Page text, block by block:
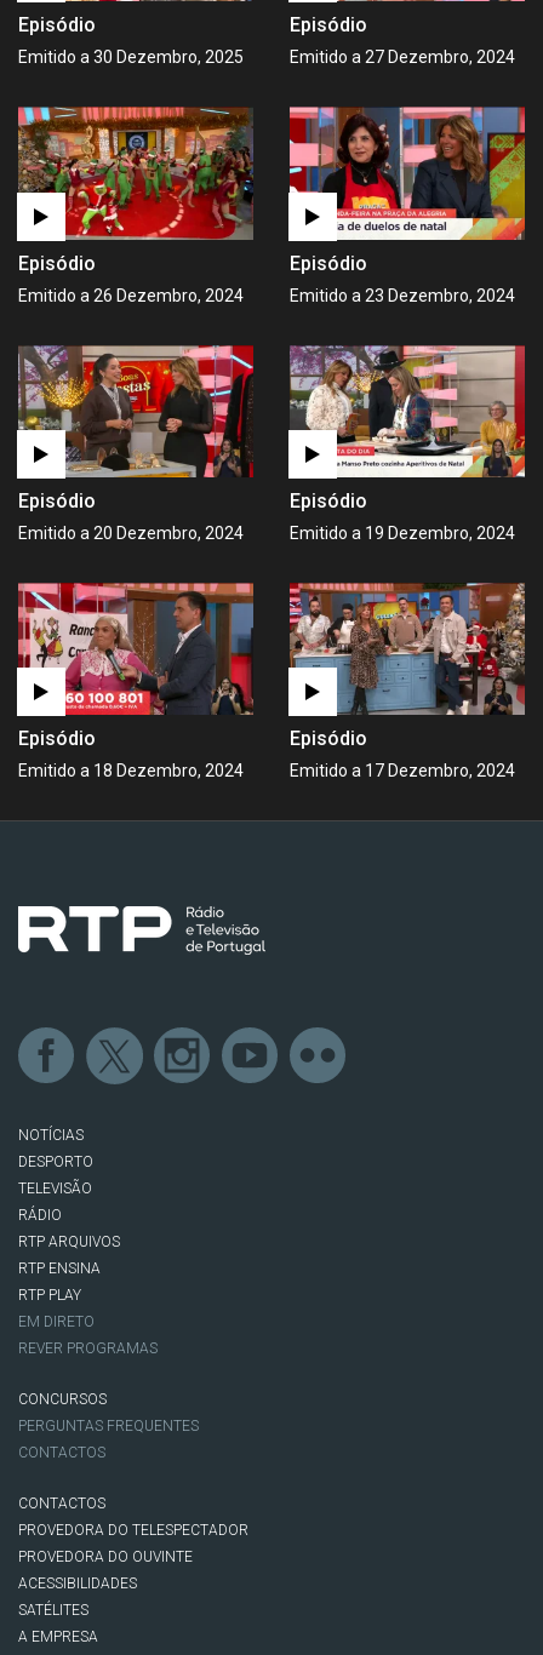
Episódio
Emitido a 30 Dezembro, 2025
Episódio
Emitido a 27 Dezembro, 2024
Episódio
Emitido a 26 Dezembro, 2024
Episódio
Emitido a 23 Dezembro, 2024
Episódio
Emitido a 20 Dezembro, 2024
Episódio
Emitido a 19 Dezembro, 2024
Episódio
Emitido a 18 Dezembro, 2024
Episódio
Emitido a 17 Dezembro, 2024
NOTÍCIAS
DESPORTO
TELEVISÃO
RÁDIO
RTP ARQUIVOS
RTP ENSINA
RTP PLAY
EM DIRETO
REVER PROGRAMAS
CONCURSOS
PERGUNTAS FREQUENTES
CONTACTOS
CONTACTOS
PROVEDORA DO TELESPECTADOR
PROVEDORA DO OUVINTE
ACESSIBILIDADES
SATÉLITES
A EMPRESA